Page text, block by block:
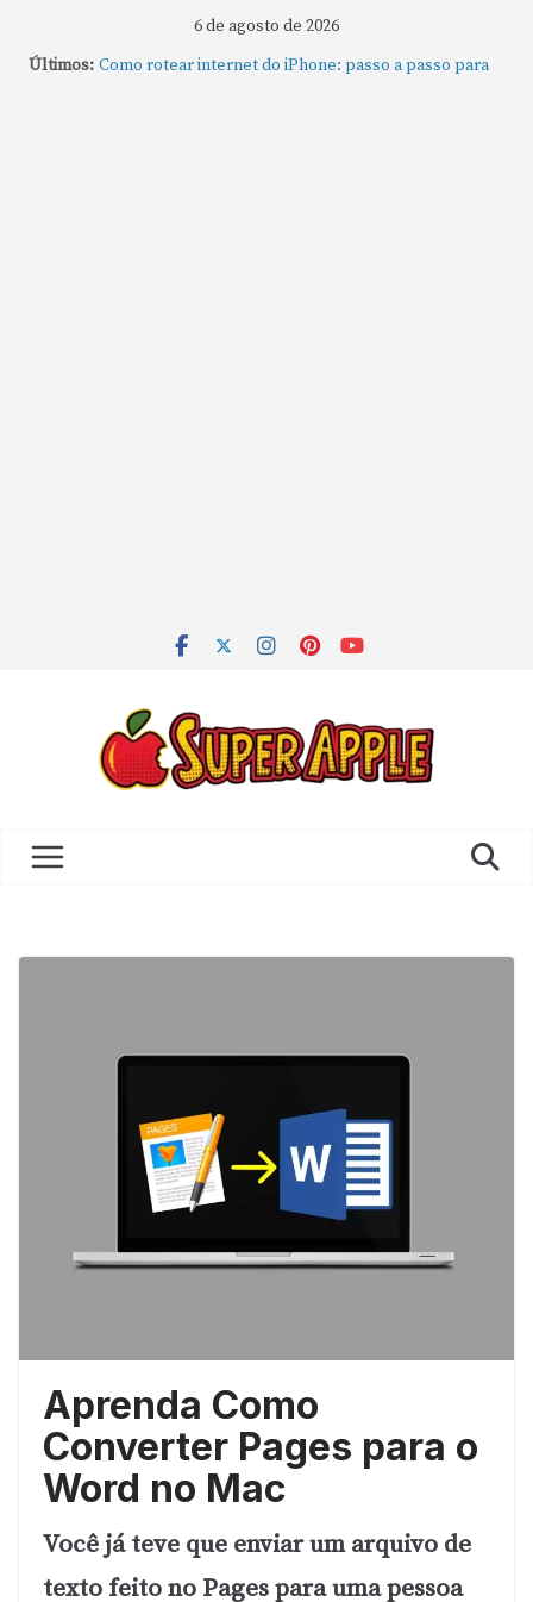
6 de agosto de 2026
Últimos: Como rotear internet do iPhone: passo a passo para
Aprenda Como
Converter Pages para o
Word no Mac
Você já teve que enviar um arquivo de
texto feito no Pages para uma pessoa